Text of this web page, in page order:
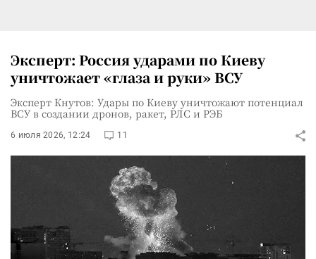
Эксперт: Россия ударами по Киеву
уничтожает «глаза и руки» ВСУ
Эксперт Кнутов: Удары по Киеву уничтожают потенциал
ВСУ в создании дронов, ракет, РЛС и РЭБ
6 июля 2026, 12:24 11